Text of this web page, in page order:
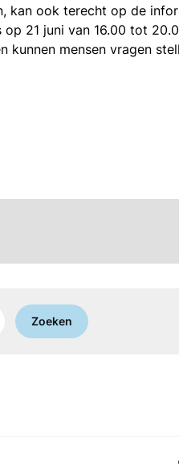
kan ook terecht op de
21 juni van 16.00 tot
kunnen mensen vragen